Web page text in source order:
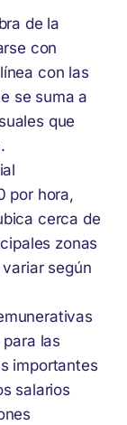
de la
con
con las
se suma a
que
por hora,
cerca de
zonas
según
las
importantes
salarios